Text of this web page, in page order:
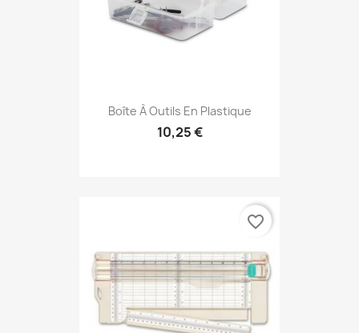
Boîte À Outils En Plastique
10,25 €
favorite_border